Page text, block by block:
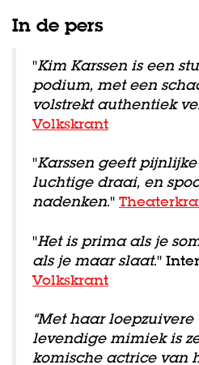
In de pers
"Kim Karssen is een
podium, met een
volstrekt authentiek
Volkskrant
"Karssen geeft
luchtige draai, en
nadenken."
"Het is prima als je
als je maar slaat."
Volkskrant
“Met haar
levendige mimiek is
komische actrice van